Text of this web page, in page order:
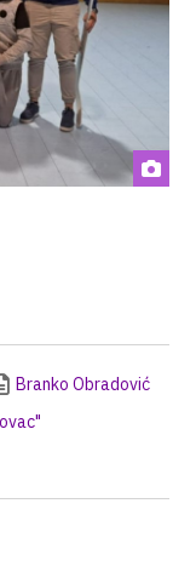
Branko Obradović